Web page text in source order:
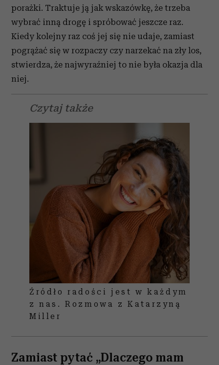
porażki. Traktuje ją jak wskazówkę, że trzeba
wybrać inną drogę i spróbować jeszcze raz.
Kiedy kolejny raz coś jej się nie udaje, zamiast
pogrążać się w rozpaczy czy narzekać na zły los,
stwierdza, że najwyraźniej to nie była okazja dla
niej.
Czytaj także
Źródło radości jest w każdym
z nas. Rozmowa z Katarzyną
Miller
Zamiast pytać „Dlaczego mam